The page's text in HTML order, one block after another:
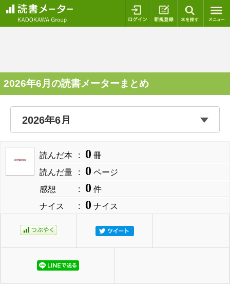
ログイン 新規登録
2026年6月の読書メーターまとめ
読んだ本 0 冊
読んだ量
0 ページ
感想
0 件
ナイス
0 ナイス